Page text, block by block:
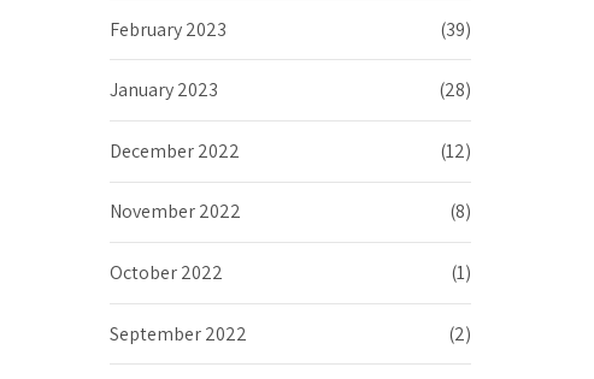
February 2023 (39)
January 2023 (28)
December 2022 (12)
November 2022 (8)
October 2022 (1)
September 2022 (2)